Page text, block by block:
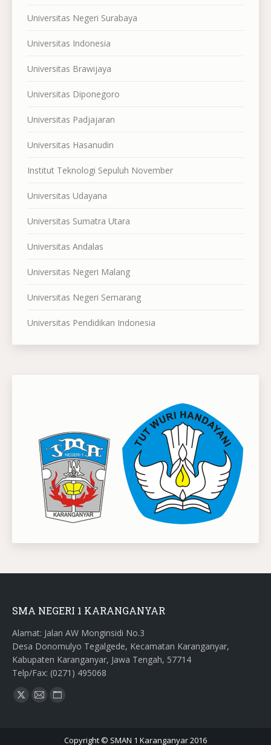
Universitas Negeri Surabaya
Universitas Indonesia
Universitas Brawijaya
Universitas Diponegoro
Universitas Padjajaran
Universitas Hasanudin
Institut Teknologi Sepuluh November
Universitas Udayana
Universitas Sumatra Utara
Universitas Andalas
Universitas Negeri Malang
Universitas Negeri Semarang
Universitas Pendidikan Indonesia
SMA NEGERI 1 KARANGANYAR
Alamat: Jalan AW Monginsidi No.3
Desa Donomulyo Tegalgede, Kecamatan Karanganyar,
Kabupaten Karanganyar, Jawa Tengah, 57714
Telp/Fax: (0271) 495068
Find us on:
X
MailWebsite
Copyright © SMAN 1 Karanganyar 2016